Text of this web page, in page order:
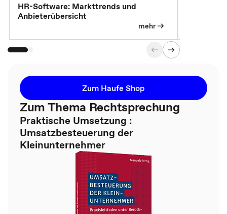
HR-Software: Markttrends und
Anbieterübersicht
mehr
Zum Haufe Shop
Zum Thema Rechtsprechung
Praktische Umsetzung :
Umsatzbesteuerung der
Kleinunternehmer